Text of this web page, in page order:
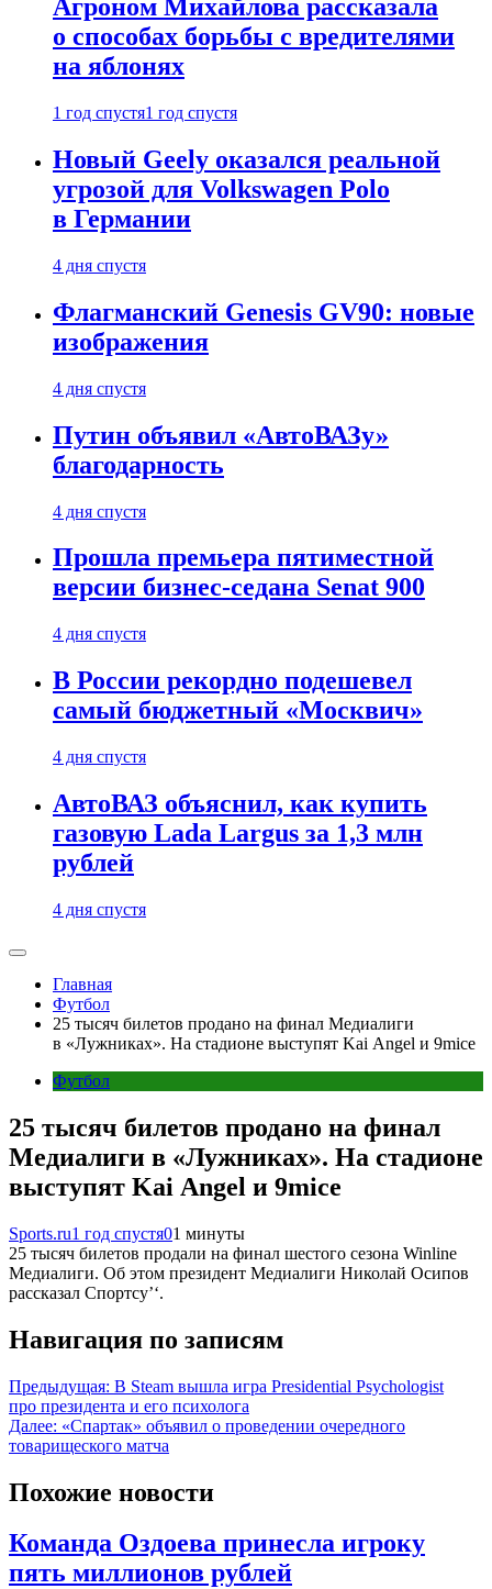
Агроном Михайлова рассказала
о способах борьбы с вредителями
на яблонях
1 год спустя1 год спустя
Новый Geely оказался реальной
угрозой для Volkswagen Polo
в Германии
4 дня спустя
Флагманский Genesis GV90: новые
изображения
4 дня спустя
Путин объявил «АвтоВАЗу»
благодарность
4 дня спустя
Прошла премьера пятиместной
версии бизнес-седана Senat 900
4 дня спустя
В России рекордно подешевел
самый бюджетный «Москвич»
4 дня спустя
АвтоВАЗ объяснил, как купить
газовую Lada Largus за 1,3 млн
рублей
4 дня спустя
Главная
Футбол
25 тысяч билетов продано на финал Медиалиги
в «Лужниках». На стадионе выступят Kai Angel и 9mice
Футбол
25 тысяч билетов продано на финал
Медиалиги в «Лужниках». На стадионе
выступят Kai Angel и 9mice
Sports.ru1 год спустя01 минуты
25 тысяч билетов продали на финал шестого сезона Winline
Медиалиги. Об этом президент Медиалиги Николай Осипов
рассказал Спортсу’‘.
Навигация по записям
Предыдущая: В Steam вышла игра Presidential Psychologist
про президента и его психолога
Далее: «Спартак» объявил о проведении очередного
товарищеского матча
Похожие новости
Команда Оздоева принесла игроку
пять миллионов рублей